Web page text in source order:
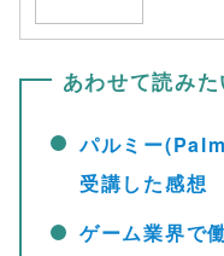
あわせて読みた
パルミー
受講した感想
ゲーム業界で